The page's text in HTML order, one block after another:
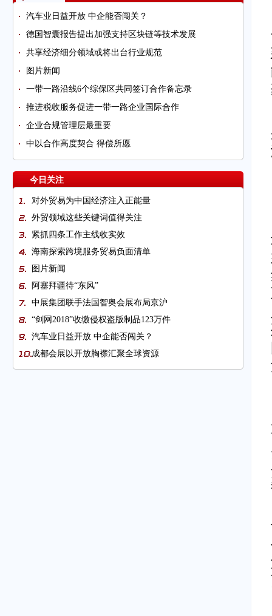
汽车业日益开放 中企能否闯关？
德国智囊报告提出加强支持区块链等技术发展
共享经济细分领域或将出台行业规范
图片新闻
一带一路沿线6个综保区共同签订合作备忘录
推进税收服务促进一带一路企业国际合作
企业合规管理层最重要
中以合作高度契合 得偿所愿
今日关注
对外贸易为中国经济注入正能量
外贸领域这些关键词值得关注
紧抓四条工作主线收实效
海南探索跨境服务贸易负面清单
图片新闻
阿塞拜疆待“东风”
中展集团联手法国智奥会展布局京沪
“剑网2018”收缴侵权盗版制品123万件
汽车业日益开放 中企能否闯关？
成都会展以开放胸襟汇聚全球资源
图片新闻